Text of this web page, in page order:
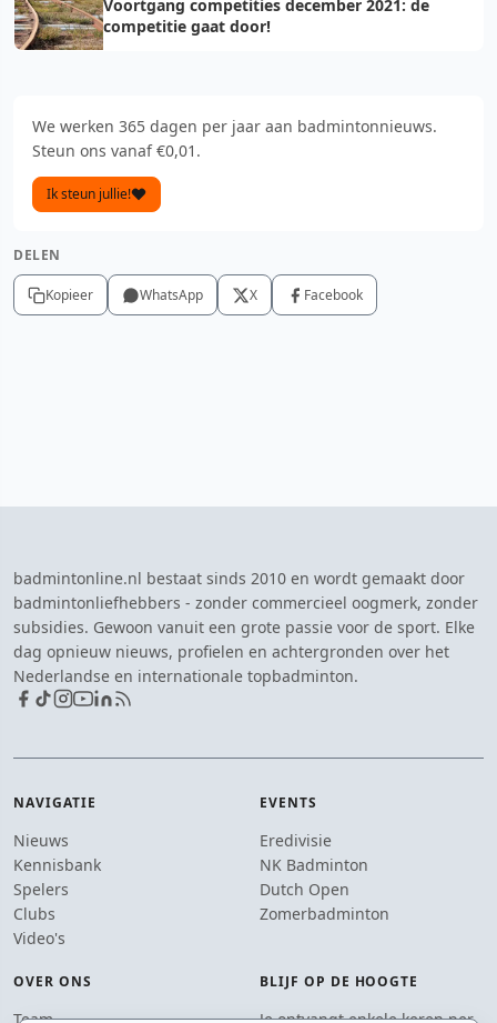
Voortgang competities december 2021: de
competitie gaat door!
We werken 365 dagen per jaar aan badmintonnieuws.
Steun ons vanaf €0,01.
Ik steun jullie!
DELEN
Kopieer WhatsApp X Facebook
badmintonline.nl bestaat sinds 2010 en wordt gemaakt door
badmintonliefhebbers - zonder commercieel oogmerk, zonder
subsidies. Gewoon vanuit een grote passie voor de sport. Elke
dag opnieuw nieuws, profielen en achtergronden over het
Nederlandse en internationale topbadminton.
NAVIGATIE
Nieuws
Kennisbank
Spelers
Clubs
Video's
EVENTS
Eredivisie
NK Badminton
Dutch Open
Zomerbadminton
OVER ONS BLIJF OP DE HOOGTE